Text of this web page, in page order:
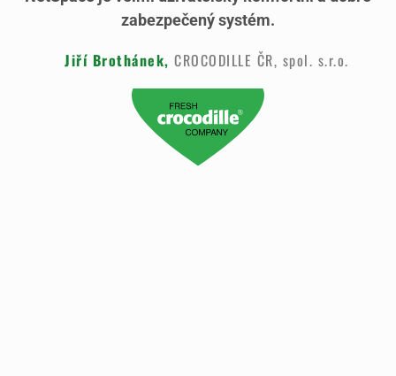
zabezpečený systém.
Jiří Brothánek, CROCODILLE ČR, spol. s.r.o.